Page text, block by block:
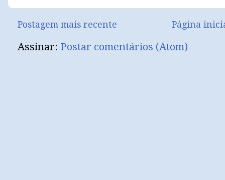
Postagem mais recente Página
Assinar: Postar comentários (Atom)